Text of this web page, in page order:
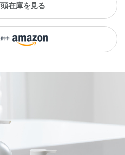
在庫を見る